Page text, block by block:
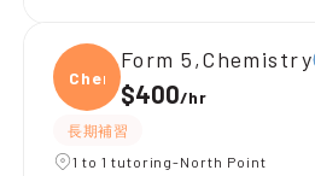
Chemi
Form 5,Chemistry
$400/hr
長期補習
1 to 1 tutoring-North Point